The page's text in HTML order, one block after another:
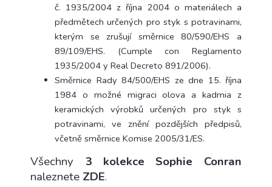
č. 1935/2004 z října 2004 o materiálech a
předmětech určených pro styk s potravinami,
kterým se zrušují směrnice 80/590/EHS a
89/109/EHS.
(Cumple con Reglamento
1935/2004 y Real Decreto 891/2006).
Směrnice Rady 84/500/EHS ze dne 15. října
1984 o možné migraci olova a kadmia z
keramických výrobků určených pro styk s
potravinami, ve znění pozdějších předpisů,
včetně směrnice Komise 2005/31/ES.
Všechny 3 kolekce Sophie Conran
naleznete ZDE.